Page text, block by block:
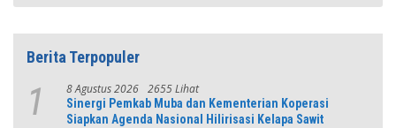
Berita Terpopuler
1 8 Agustus 2026 2655 Lihat
Sinergi Pemkab Muba dan Kementerian Koperasi
Siapkan Agenda Nasional Hilirisasi Kelapa Sawit